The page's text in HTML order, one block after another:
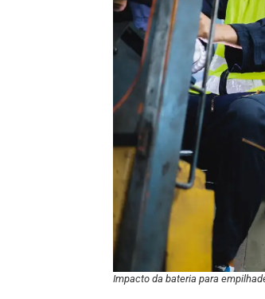
Impacto da bateria para